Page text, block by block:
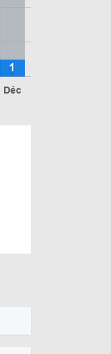
Déc
1